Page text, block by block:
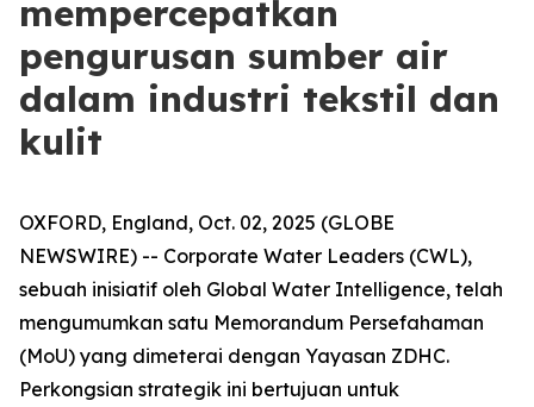
mempercepatkan
pengurusan sumber air
dalam industri tekstil dan
kulit
OXFORD, England, Oct. 02, 2025 (GLOBE
NEWSWIRE) -- Corporate Water Leaders (CWL),
sebuah inisiatif oleh Global Water Intelligence, telah
mengumumkan satu Memorandum Persefahaman
(MoU) yang dimeterai dengan Yayasan ZDHC.
Perkongsian strategik ini bertujuan untuk